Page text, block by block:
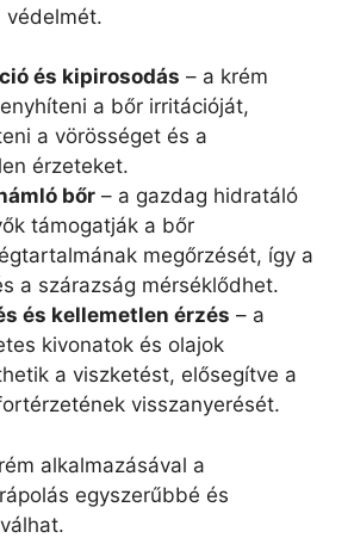
védelmét.
és kipirosodás – a krém
a bőr irritációját,
a vörösséget és a
érzeteket.
bőr – a gazdag hidratáló
támogatják a bőr
megőrzését, így a
a szárazság mérséklődhet.
és kellemetlen érzés – a
kivonatok és olajok
a viszketést, elősegítve a
visszanyerését.
alkalmazásával a
egyszerűbbé és